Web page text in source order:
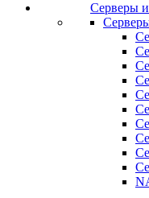
Серверы и